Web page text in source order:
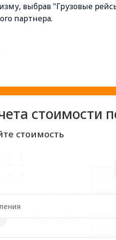
выбрав "Грузовые
партнера.
стоимости
стоимость